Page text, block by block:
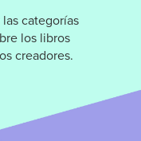
categorías
los libros
creadores.